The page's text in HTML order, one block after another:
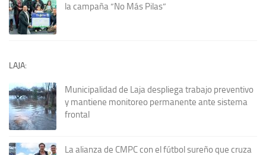
la campaña “No Más Pilas”
LAJA:
Municipalidad de Laja despliega trabajo preventivo
y mantiene monitoreo permanente ante sistema
frontal
La alianza de CMPC con el fútbol sureño que cruza